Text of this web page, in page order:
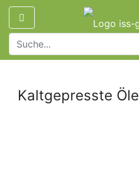
Kaltgepresste Öle